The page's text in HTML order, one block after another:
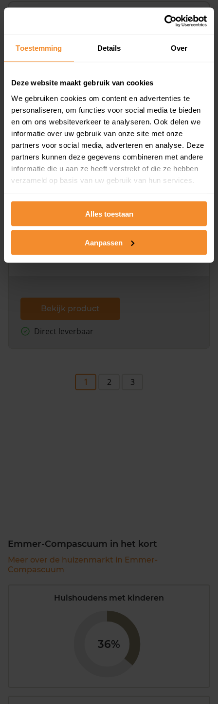
Toestemming Details Over
Deze website maakt gebruik van cookies
We gebruiken cookies om content en advertenties te
personaliseren, om functies voor social media te bieden
en om ons websiteverkeer te analyseren. Ook delen we
informatie over uw gebruik van onze site met onze
partners voor social media, adverteren en analyse. Deze
partners kunnen deze gegevens combineren met andere
informatie die u aan ze heeft verstrekt of die ze hebben
verzameld op basis van uw gebruik van hun services.
Alles toestaan
Aanpassen
Koopsommenoverzicht (1 jaar gratis
Inclusief 1 jaar gratis updates
Een overzicht van alle verkochte woningen (koopsom
inclusief een jaar lang gratis updates van nieuwe
Bekijk product
Direct leverbaar
Een uitgebreid overzicht van het perceel en
Bekijk product
Direct leverbaar
1 2 3
Emmer-Compascuum in het kort
Meer over de huizenmarkt in Emmer-
Compascuum
Huishoudens met kinderen
36%